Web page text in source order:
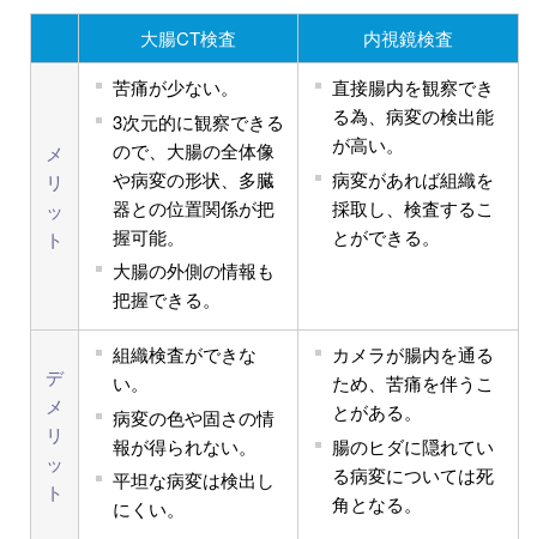
大腸CT検査 内視鏡検査
メ
リ
ッ
ト
苦痛が少ない。
3次元的に観察できる
ので、大腸の全体像
や病変の形状、多臓
器との位置関係が把
握可能。
大腸の外側の情報も
把握できる。
直接腸内を観察でき
る為、病変の検出能
が高い。
病変があれば組織を
採取し、検査するこ
とができる。
デ
メ
リ
ッ
ト
組織検査ができな
い。
病変の色や固さの情
報が得られない。
平坦な病変は検出し
にくい。
カメラが腸内を通る
ため、苦痛を伴うこ
とがある。
腸のヒダに隠れてい
る病変については死
角となる。